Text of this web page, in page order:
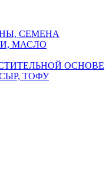
СЕМЕНА
МАСЛО
ОСНОВЕ
ТОФУ